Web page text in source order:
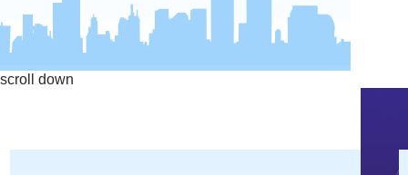
scroll down